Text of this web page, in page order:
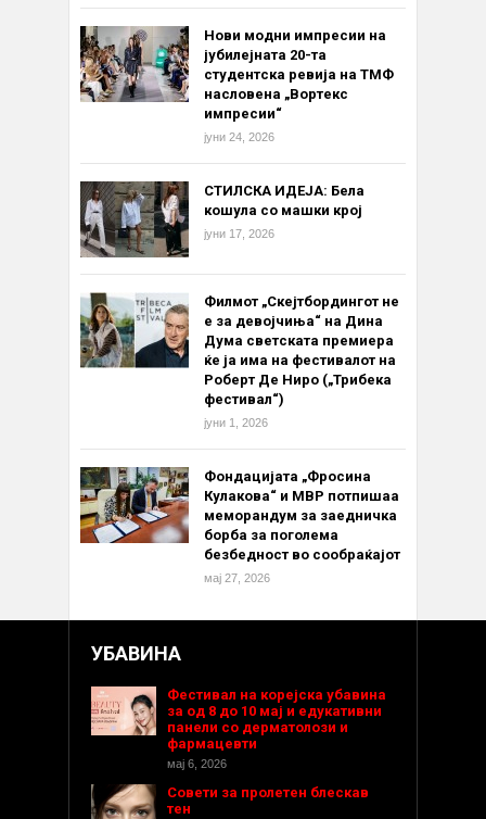
Нови модни импресии на
јубилејната 20-та
студентска ревија на ТМФ
насловена „Вортекс
импресии“
јуни 24, 2026
СТИЛСКА ИДЕЈА: Бела
кошула со машки крој
јуни 17, 2026
Филмот „Скејтбордингот не
е за девојчиња“ на Дина
Дума светската премиера
ќе ја има на фестивалот на
Роберт Де Ниро („Трибека
фестивал“)
јуни 1, 2026
Фондацијата „Фросина
Кулакова“ и МВР потпишаа
меморандум за заедничка
борба за поголема
безбедност во сообраќајот
мај 27, 2026
УБАВИНА
Фестивал на корејска убавина
за од 8 до 10 мај и едукативни
панели со дерматолози и
фармацевти
мај 6, 2026
Совети за пролетен блескав
тен